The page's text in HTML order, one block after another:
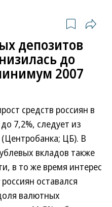
депозитов
до
2007
средств россиян в
7,2%, следует из
(Центробанка; ЦБ). В
вкладов также
в то же время интерес
оставался
валютных